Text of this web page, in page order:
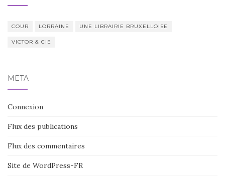
COUR LORRAINE UNE LIBRAIRIE BRUXELLOISE
VICTOR & CIE
MÉTA
Connexion
Flux des publications
Flux des commentaires
Site de WordPress-FR